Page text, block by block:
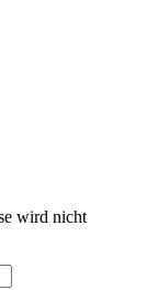
wird nicht